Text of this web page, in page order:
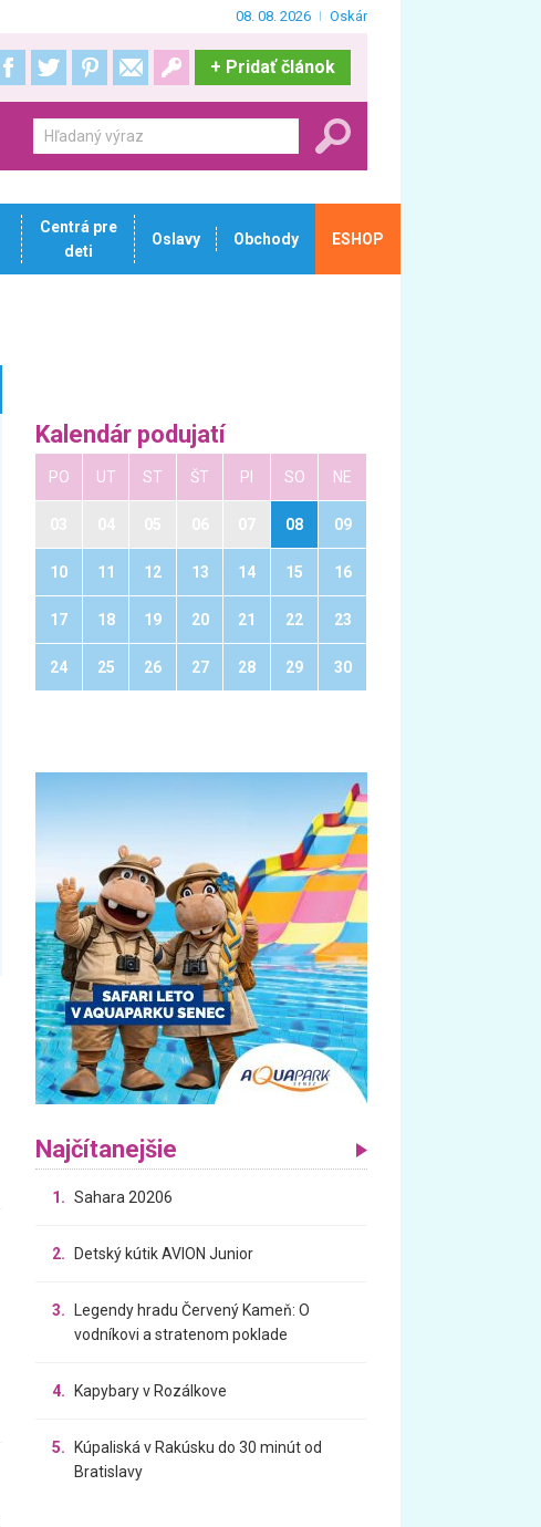
08. 08. 2026 Oskár
+ Pridať článok
Centrá pre
deti
Oslavy Obchody ESHOP
Kalendár podujatí
PO UT ST ŠT PI SO NE
08 09
10 11 12 13 14 15 16
17 18 19 20 21 22 23
24 25 26 27 28 29 30
Najčítanejšie
1. Sahara 20206
2. Detský kútik AVION Junior
3.
Legendy hradu Červený Kameň: O
vodníkovi a stratenom poklade
4. Kapybary v Rozálkove
5.
Kúpaliská v Rakúsku do 30 minút od
Bratislavy